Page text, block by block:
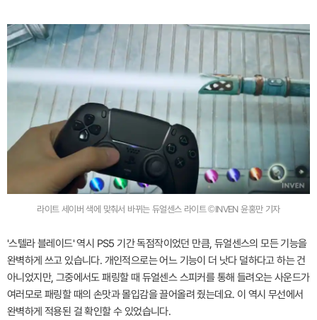
라이트 세이버 색에 맞춰서 바뀌는 듀얼센스 라이트 ©INVEN 윤홍만 기자
'스텔라 블레이드' 역시 PS5 기간 독점작이었던 만큼, 듀얼센스의 모든 기능을
완벽하게 쓰고 있습니다. 개인적으로는 어느 기능이 더 낫다 덜하다고 하는 건
아니었지만, 그중에서도 패링할 때 듀얼센스 스피커를 통해 들려오는 사운드가
여러모로 패링할 때의 손맛과 몰입감을 끌어올려 줬는데요. 이 역시 무선에서
완벽하게 적용된 걸 확인할 수 있었습니다.